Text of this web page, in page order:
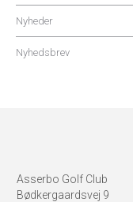
Nyheder
Nyhedsbrev
Asserbo Golf Club
Bødkergaardsvej 9